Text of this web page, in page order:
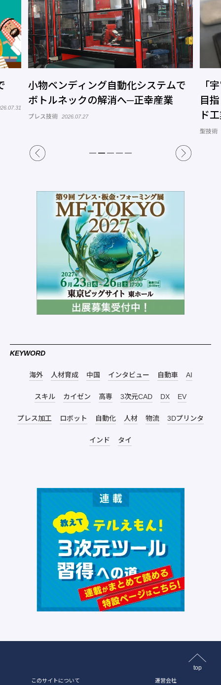
小物ベンディング自動化システムで
ボトルネックの解消へ─正幸産業
プレス技術 2026.07.27
「
目
ド
型技術
KEYWORD
海外 人材育成 中国 インタビュー 自動車 AI
スキル カイゼン 高専 3次元CAD DX EV
プレス加工 ロボット 自動化 人材 物流 3Dプリンタ
インド タイ
top
このサイトについて 運営会社